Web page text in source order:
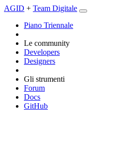
AGID + Team Digitale
Piano Triennale
Le community
Developers
Designers
Gli strumenti
Forum
Docs
GitHub